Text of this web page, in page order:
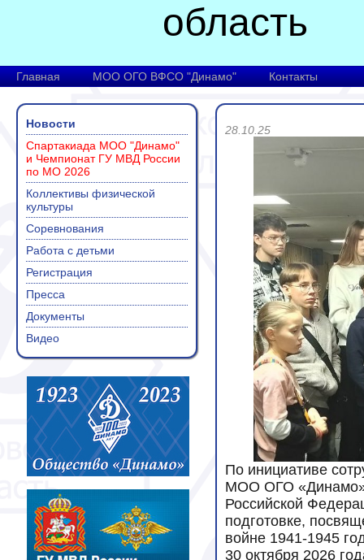
область
Главная МОО ОГО ВФСО "Динамо" Контакты
Новости
Спартакиада МОО "Динамо"
и Чемпионат ГУ МВД России
по МО 2026
Коллективы физической
культуры
Соревнования
Работа с детьми
Регистрация
Пресса
Документы
Видео
28.10.25
По инициативе
МОО ОГО «Динамо»
Российской
подготовке,
войне 1941-1945
30 октября 2026